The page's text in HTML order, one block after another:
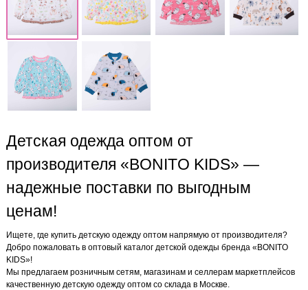
Детская одежда оптом от
производителя «BONITO KIDS» —
надежные поставки по выгодным
ценам!
Ищете, где купить детскую одежду оптом напрямую от производителя?
Добро пожаловать в оптовый каталог детской одежды бренда «BONITO
KIDS»!
Мы предлагаем розничным сетям, магазинам и селлерам маркетплейсов
качественную детскую одежду оптом со склада в Москве.